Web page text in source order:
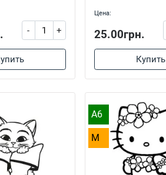
- +
Цена:
25.00грн.
Купить
A6
M